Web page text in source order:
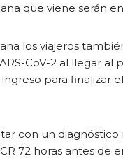
que viene serán
los viajeros
CoV-2 al llegar al
para finalizar
con un diagnóstico
72 horas antes de